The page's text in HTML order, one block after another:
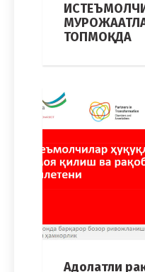
ТОПМОҚДА
Адолатли